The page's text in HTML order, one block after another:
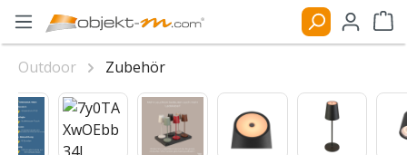
Zum Hauptinhalt springen
Outdoor
Zubehör
Bildergalerie überspringen